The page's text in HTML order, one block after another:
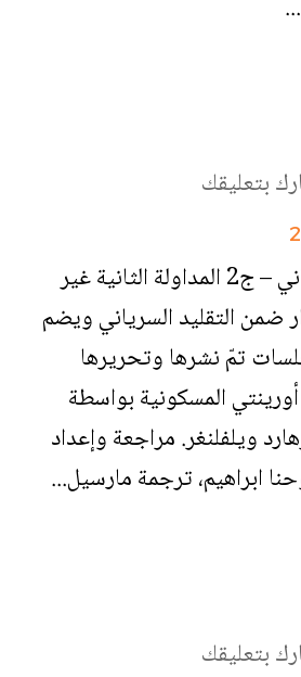
بتعليقك
كتاب الحوار السرياني – ج2 المداولة الثانية غير
ضمن التقليد السرياني ويضم
تمّ نشرها وتحريرها
المسكونية بواسطة
ويلفلنغر. مراجعة وإعداد
ابراهيم، ترجمة مارسيل...
بتعليقك